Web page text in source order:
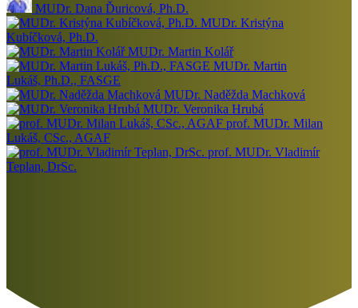
MUDr. Dana Ďuricová, Ph.D.
MUDr. Kristýna
Kubíčková, Ph.D.
MUDr. Martin Kolář
MUDr. Martin
Lukáš, Ph.D., FASGE
MUDr. Naděžda Machková
MUDr. Veronika Hrubá
prof. MUDr. Milan
Lukáš, CSc., AGAF
prof. MUDr. Vladimír
Teplan, DrSc.